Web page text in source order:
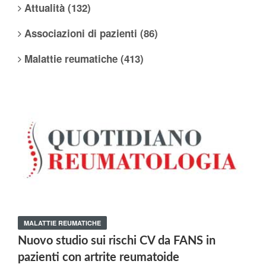
Attualità (132)
Associazioni di pazienti (86)
Malattie reumatiche (413)
MALATTIE REUMATICHE
Nuovo studio sui rischi CV da FANS in
pazienti con artrite reumatoide